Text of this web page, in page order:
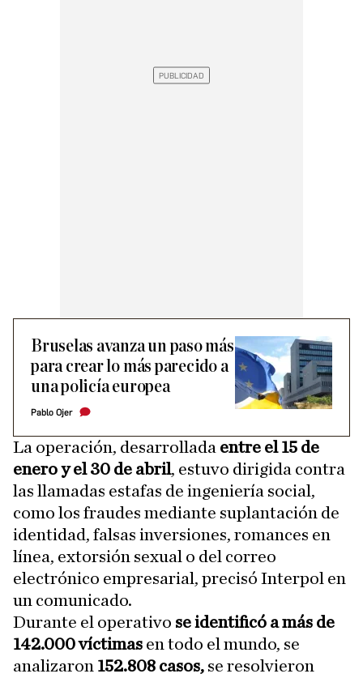
Bruselas avanza un paso más
para crear lo más parecido a
una policía europea
Pablo Ojer
La operación, desarrollada entre el 15 de
enero y el 30 de abril, estuvo dirigida contra
las llamadas estafas de ingeniería social,
como los fraudes mediante suplantación de
identidad, falsas inversiones, romances en
línea, extorsión sexual o del correo
electrónico empresarial, precisó Interpol en
un comunicado.
Durante el operativo se identificó a más de
142.000 víctimas en todo el mundo, se
analizaron 152.808 casos, se resolvieron